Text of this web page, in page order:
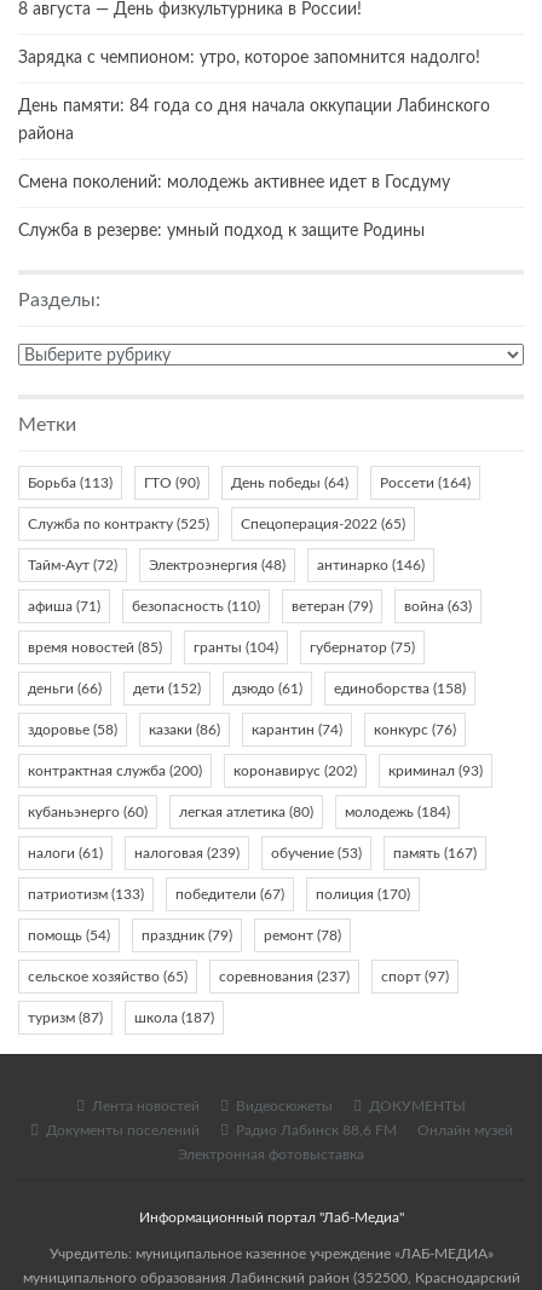
8 августа — День физкультурника в России!
Зарядка с чемпионом: утро, которое запомнится надолго!
День памяти: 84 года со дня начала оккупации Лабинского
района
Смена поколений: молодежь активнее идет в Госдуму
Служба в резерве: умный подход к защите Родины
Разделы:
Разделы:
Метки
Борьба (113) ГТО (90) День победы (64) Россети (164)
Служба по контракту (525) Спецоперация-2022 (65)
Тайм-Аут (72) Электроэнергия (48) антинарко (146)
афиша (71) безопасность (110) ветеран (79) война (63)
время новостей (85) гранты (104) губернатор (75)
деньги (66) дети (152) дзюдо (61) единоборства (158)
здоровье (58) казаки (86) карантин (74) конкурс (76)
контрактная служба (200) коронавирус (202) криминал (93)
кубаньэнерго (60) легкая атлетика (80) молодежь (184)
налоги (61) налоговая (239) обучение (53) память (167)
патриотизм (133) победители (67) полиция (170)
помощь (54) праздник (79) ремонт (78)
сельское хозяйство (65) соревнования (237) спорт (97)
туризм (87) школа (187)
Лента новостей Видеосюжеты
ДОКУМЕНТЫ
Документы поселений
Радио Лабинск 88,6 FM
Онлайн музей
Электронная фотовыставка
Информационный портал "Лаб-Медиа"
Учредитель: муниципальное казенное учреждение «ЛАБ-МЕДИА»
муниципального образования Лабинский район (352500, Краснодарский